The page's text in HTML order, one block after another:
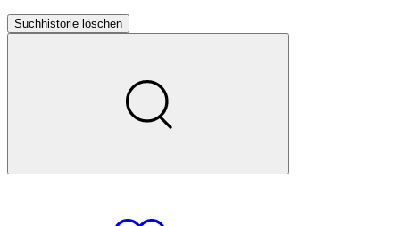
Suchhistorie löschen